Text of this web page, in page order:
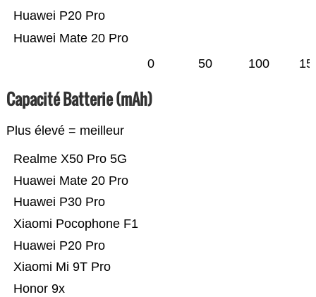
Huawei Mate 20 Pro
Huawei P20 Pro
0 50 100
Capacité Batterie (mAh)
Plus élevé = meilleur
Honor 9x
Xiaomi Mi 9T Pro
Huawei P20 Pro
Xiaomi Pocophone F1
Huawei P30 Pro
Huawei Mate 20 Pro
Realme X50 Pro 5G